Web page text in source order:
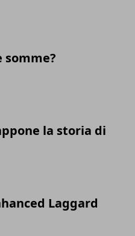
somme?
la storia di
Laggard